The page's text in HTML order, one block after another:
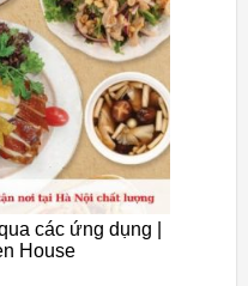
các ứng dụng |
House